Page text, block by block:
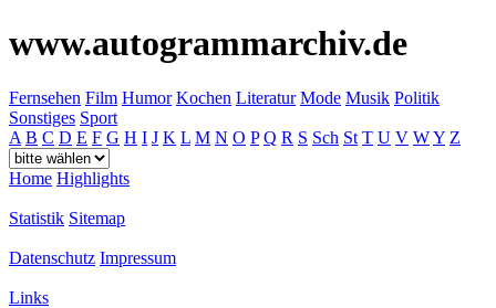
www.autogrammarchiv.de
Fernsehen Film Humor Kochen Literatur Mode Musik Politik
Sonstiges Sport
A B C D E F G H I J K L M N O P Q R S Sch St T U V WY Z
Home Highlights
Statistik Sitemap
Datenschutz Impressum
Links